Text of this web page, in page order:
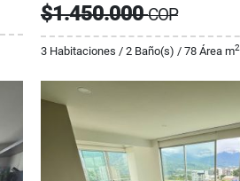
$1.450.000COP
3 Habitaciones / 2 Baño(s) / 78 Área m2